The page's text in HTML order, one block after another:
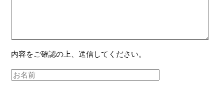
内容をご確認の上、送信してください。